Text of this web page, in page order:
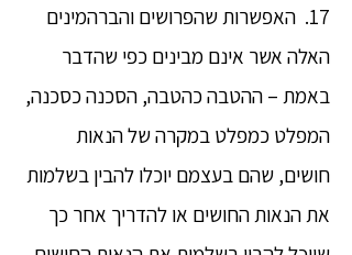
17. האפשרות שהפרושים והברהמינים
האלה אשר אינם מבינים כפי שהדבר
באמת – ההטבה כהטבה, הסכנה כסכנה,
המפלט כמפלט במקרה של הנאות
חושים, שהם בעצמם יוכלו להבין בשלמות
את הנאות החושים או להדריך אחר כך